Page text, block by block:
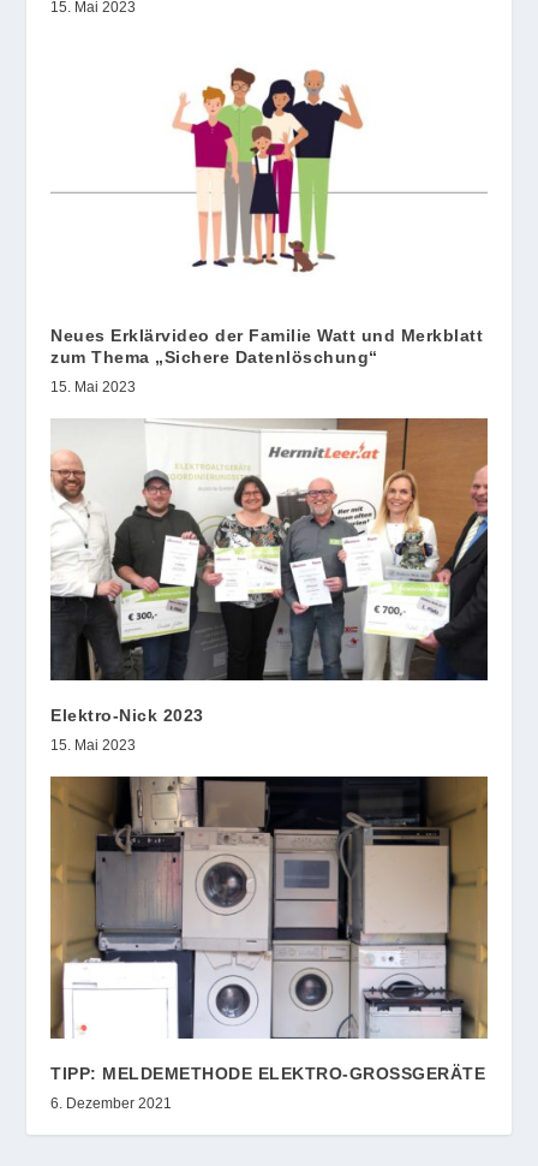
15. Mai 2023
Neues Erklärvideo der Familie Watt und Merkblatt
zum Thema „Sichere Datenlöschung“
15. Mai 2023
Elektro-Nick 2023
15. Mai 2023
TIPP: MELDEMETHODE ELEKTRO-GROSSGERÄTE
6. Dezember 2021